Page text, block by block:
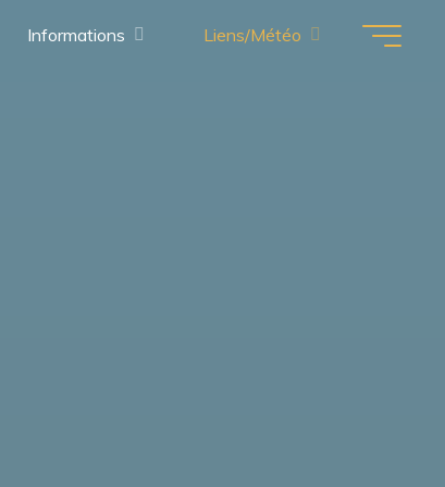
Informations Liens/Météo